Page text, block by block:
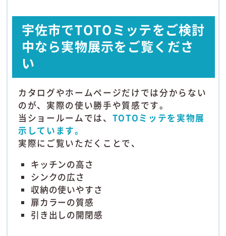
宇佐市でTOTOミッテをご検討
中なら実物展示をご覧くださ
い
カタログやホームページだけでは分からない
のが、実際の使い勝手や質感です。
当ショールームでは、 TOTOミッテを実物展
示しています。
実際にご覧いただくことで、
キッチンの高さ
シンクの広さ
収納の使いやすさ
扉カラーの質感
引き出しの開閉感